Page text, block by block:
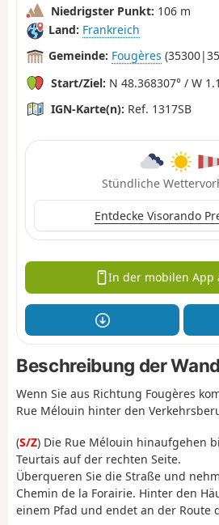
Niedrigster Punkt: 106 m
Land: Frankreich
Gemeinde: Fougères
Start/Ziel: N 48.368307° / W
IGN-Karte(n): Ref. 1317SB
Stündliche
Entdecke Visorando
In der mobilen App
Beschreibung der
Wenn Sie aus Richtung Fougères
Rue Mélouin hinter den
(S/Z) Die Rue Mélouin hinaufgehen
Teurtais auf der rechten Seite.
Überqueren Sie die Straße und
Chemin de la Forairie. Hinter den
einem Pfad und endet an der Route